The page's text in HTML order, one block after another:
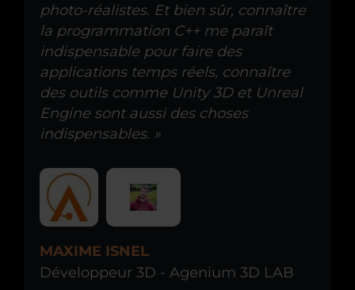
photo-réalistes. Et bien sûr, connaître
la programmation C++ me paraît
indispensable pour faire des
applications temps réels, connaître
des outils comme Unity 3D et Unreal
Engine sont aussi des choses
indispensables. »
MAXIME ISNEL
Développeur 3D - Agenium 3D LAB